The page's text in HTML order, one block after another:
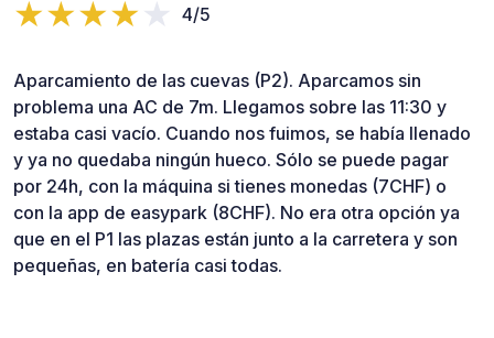
4/5
Aparcamiento de las cuevas (P2). Aparcamos sin
problema una AC de 7m. Llegamos sobre las 11:30 y
estaba casi vacío. Cuando nos fuimos, se había llenado
y ya no quedaba ningún hueco. Sólo se puede pagar
por 24h, con la máquina si tienes monedas (7CHF) o
con la app de easypark (8CHF). No era otra opción ya
que en el P1 las plazas están junto a la carretera y son
pequeñas, en batería casi todas.